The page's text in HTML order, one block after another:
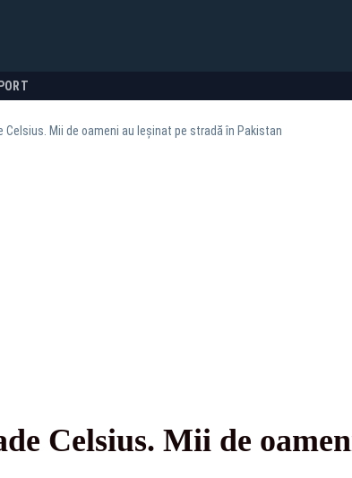
Celsius. Mii de oameni au leșinat pe stradă în Pakistan
Celsius. Mii de